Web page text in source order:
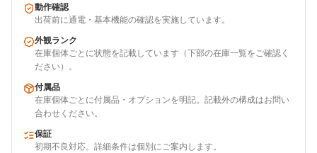
動作確認
出荷前に通電・基本機能の確認を実施しています。
外観ランク
在庫個体ごとに状態を記載しています（下部の在庫一覧をご確認く
ださい）。
付属品
在庫個体ごとに付属品・オプションを明記。記載外の構成はお問い
合わせください。
保証
初期不良対応。詳細条件は個別にご案内します。